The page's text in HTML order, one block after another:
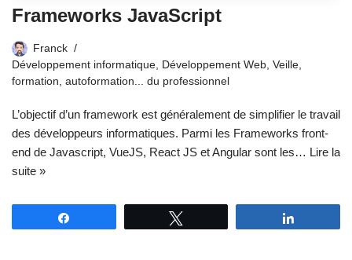
Frameworks JavaScript
Franck
Développement informatique
Développement Web Veille,
formation, autoformation... du professionnel
L’objectif d’un framework est généralement de simplifier le travail
des développeurs informatiques. Parmi les Frameworks front-
end de Javascript, VueJS, React JS et Angular sont les… Lire la
suite »